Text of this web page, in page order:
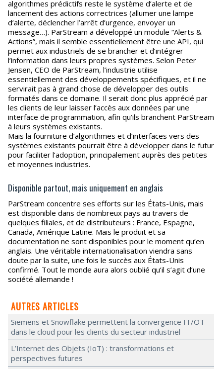
algorithmes prédictifs reste le système d’alerte et de
lancement des actions correctrices (allumer une lampe
d’alerte, déclencher l’arrêt d’urgence, envoyer un
message…). ParStream a développé un module “Alerts &
Actions”, mais il semble essentiellement être une API, qui
permet aux industriels de se brancher et d’intégrer
l’information dans leurs propres systèmes. Selon Peter
Jensen, CEO de ParStream, l’industrie utilise
essentiellement des développements spécifiques, et il ne
servirait pas à grand chose de développer des outils
formatés dans ce domaine. Il serait donc plus apprécié par
les clients de leur laisser l’accès aux données par une
interface de programmation, afin qu’ils branchent ParStream
à leurs systèmes existants.
Mais la fourniture d’algorithmes et d’interfaces vers des
systèmes existants pourrait être à développer dans le futur
pour faciliter l’adoption, principalement auprès des petites
et moyennes industries.
Disponible partout, mais uniquement en anglais
ParStream concentre ses efforts sur les États-Unis, mais
est disponible dans de nombreux pays au travers de
quelques filiales, et de distributeurs : France, Espagne,
Canada, Amérique Latine. Mais le produit et sa
documentation ne sont disponibles pour le moment qu’en
anglais. Une véritable internationalisation viendra sans
doute par la suite, une fois le succès aux États-Unis
confirmé. Tout le monde aura alors oublié qu’il s’agit d’une
société allemande !
AUTRES ARTICLES
Siemens et Snowflake permettent la convergence IT/OT
dans le cloud pour les clients du secteur industriel
L’Internet des Objets (IoT) : transformations et
perspectives futures